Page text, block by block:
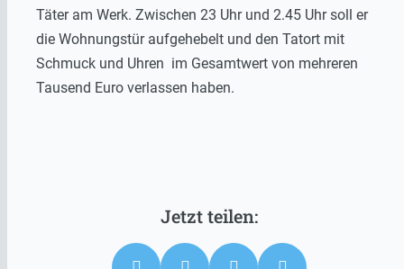
Täter am Werk. Zwischen 23 Uhr und 2.45 Uhr soll er
die Wohnungstür aufgehebelt und den Tatort mit
Schmuck und Uhren im Gesamtwert von mehreren
Tausend Euro verlassen haben.